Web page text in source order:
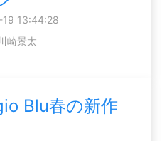
13:44:28
川崎景太
Blu春の新作